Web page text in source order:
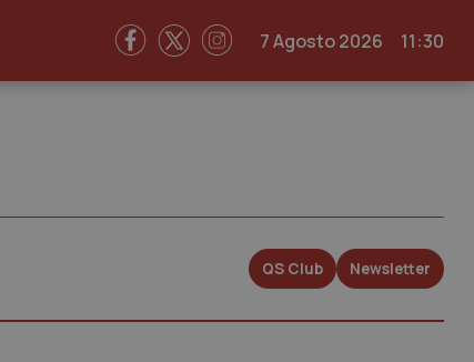
7 Agosto 2026 11:30
QS Club Newsletter